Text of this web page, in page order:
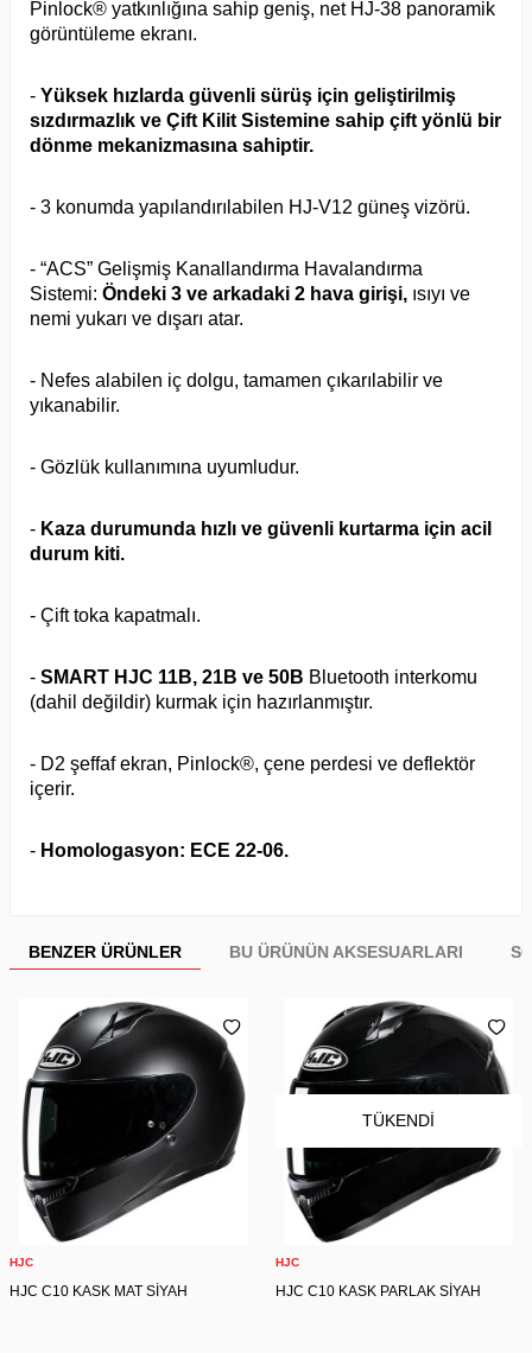
Pinlock® yatkınlığına sahip geniş, net HJ-38 panoramik
görüntüleme ekranı.
- Yüksek hızlarda güvenli sürüş için geliştirilmiş
sızdırmazlık ve Çift Kilit Sistemine sahip çift yönlü bir
dönme mekanizmasına sahiptir.
- 3 konumda yapılandırılabilen HJ-V12 güneş vizörü.
- “ACS” Gelişmiş Kanallandırma Havalandırma
Sistemi: Öndeki 3 ve arkadaki 2 hava girişi, ısıyı ve
nemi yukarı ve dışarı atar.
- Nefes alabilen iç dolgu, tamamen çıkarılabilir ve
yıkanabilir.
- Gözlük kullanımına uyumludur.
- Kaza durumunda hızlı ve güvenli kurtarma için acil
durum kiti.
- Çift toka kapatmalı.
- SMART HJC 11B, 21B ve 50B Bluetooth interkomu
(dahil değildir) kurmak için hazırlanmıştır.
- D2 şeffaf ekran, Pinlock®, çene perdesi ve deflektör
içerir.
- Homologasyon: ECE 22-06.
BENZER ÜRÜNLER BU ÜRÜNÜN AKSESUARLARI
HJC
HJC C10 KASK MAT SİYAH
TÜKENDI
HJC
HJC C10 KASK PARLAK SİYAH